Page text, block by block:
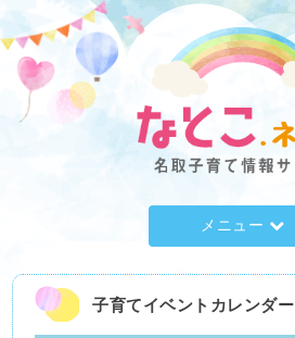
メニュー
子育てイベントカレンダー